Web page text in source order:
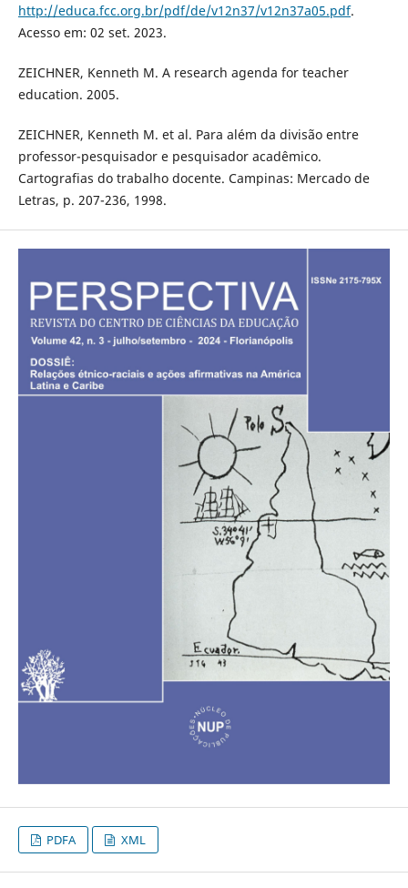
http://educa.fcc.org.br/pdf/de/v12n37/v12n37a05.pdf.
Acesso em: 02 set. 2023.
ZEICHNER, Kenneth M. A research agenda for teacher
education. 2005.
ZEICHNER, Kenneth M. et al. Para além da divisão entre
professor-pesquisador e pesquisador acadêmico.
Cartografias do trabalho docente. Campinas: Mercado de
Letras, p. 207-236, 1998.
PDFA XML